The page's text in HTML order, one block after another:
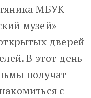
МБУК
музей»
дверей
В этот день
получат
с